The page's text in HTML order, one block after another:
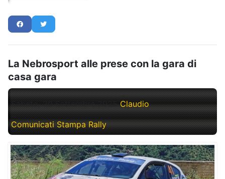
La Nebrosport alle prese con la gara di
casa gara
Sabato, 20 Settembre 2025 Claudio
Comunicati Stampa Rally